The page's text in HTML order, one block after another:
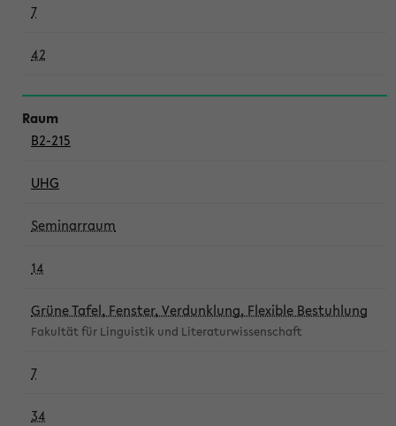
7
42
B2-215
UHG
Seminarraum
14
Grüne Tafel, Fenster, Verdunklung, Flexible Bestuhlung
Fakultät für Linguistik und Literaturwissenschaft
7
34